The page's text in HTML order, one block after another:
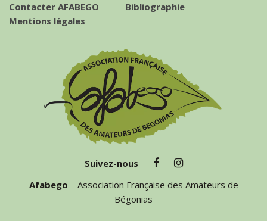
Contacter AFABEGO
Bibliographie
Mentions légales
Suivez-nous
Afabego – Association Française des Amateurs de
Bégonias